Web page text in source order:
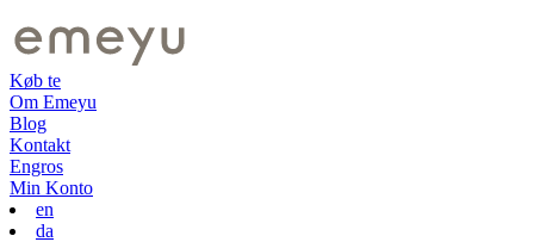
Køb te
Om Emeyu
Blog
Kontakt
Engros
Min Konto
en
da